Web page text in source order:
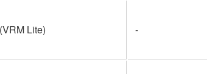
Lite) -